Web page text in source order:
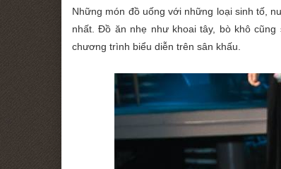
Những món đồ uống với những loại sinh tố,
nhất. Đồ ăn nhẹ như khoai tây, bò khô
chương trình biểu diễn trên sân khấu.